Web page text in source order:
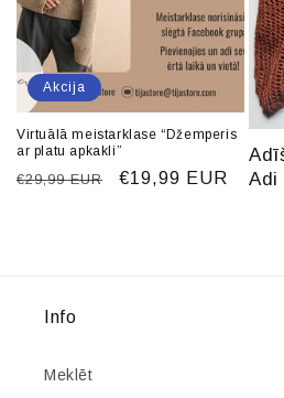
Akcija
Virtuālā meistarklase “Džemperis
ar platu apkakli”
Parastā
€29,99 EUR
Akcijas
€19,99 EUR
Adi
Info
Meklēt